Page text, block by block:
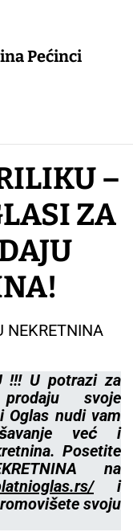
Pećinci
–
ZA
!!! U potrazi za
svoje
Oglas nudi vam
već i
Posetite
na
i
svoju